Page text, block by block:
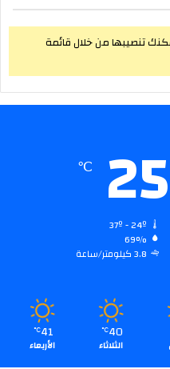
تنصيبها من خلال قائمة
25
℃
69%
3.8 كيلومتر/ساعة
40
℃
الثلاثاء
41
℃
الأربعاء